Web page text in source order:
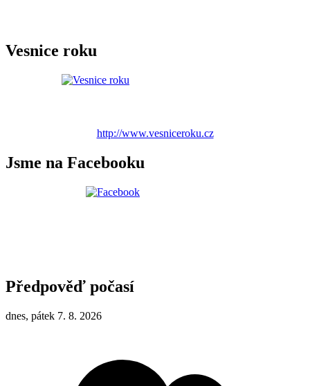
Vesnice roku
http://www.vesniceroku.cz
Jsme na Facebooku
Předpověď počasí
dnes, pátek 7. 8. 2026